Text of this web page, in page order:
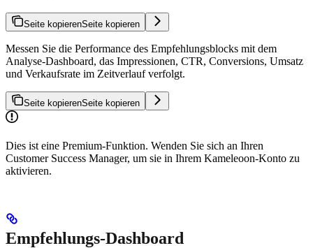
Seite kopierenSeite kopieren
Messen Sie die Performance des Empfehlungsblocks mit dem
Analyse-Dashboard, das Impressionen, CTR, Conversions, Umsatz
und Verkaufsrate im Zeitverlauf verfolgt.
Seite kopierenSeite kopieren
Dies ist eine Premium-Funktion. Wenden Sie sich an Ihren
Customer Success Manager, um sie in Ihrem Kameleoon-Konto zu
aktivieren.
Empfehlungs-Dashboard